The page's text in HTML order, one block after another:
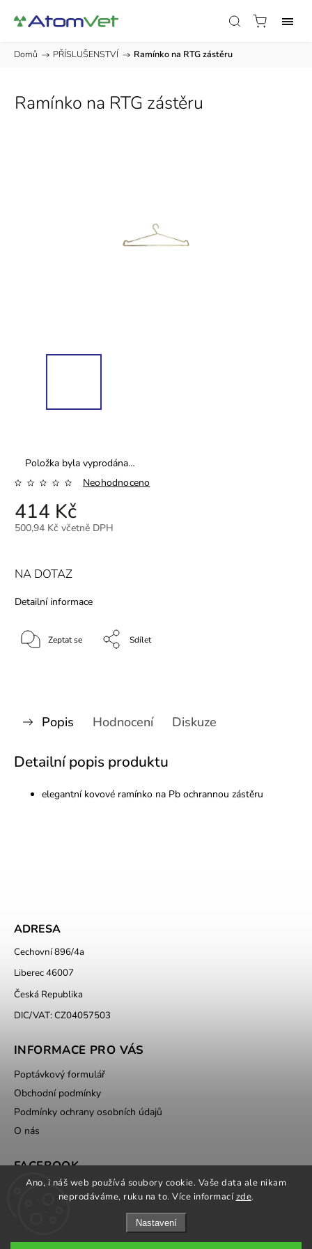
Ano, i náš web používá soubory cookie. Vaše data ale nikam
neprodáváme, ruku na to. Více informacízde.
Nastavení
Domů / PŘÍSLUŠENSTVÍ / Ramínko na RTG zástěru
Ramínko na RTG zástěru
Položka byla vyprodána…
Neohodnoceno
414 Kč
500,94 Kč včetně DPH
NA DOTAZ
Detailní informace
Zeptat se Sdílet
Popis Hodnocení Diskuze
Detailní popis produktu
elegantní kovové ramínko na Pb ochrannou zástěru
ADRESA
Cechovní 896/4a
Liberec 46007
Česká Republika
DIC/VAT: CZ04057503
INFORMACE PRO VÁS
Poptávkový formulář
Obchodní podmínky
Podmínky ochrany osobních údajů
O nás
FACEBOOK